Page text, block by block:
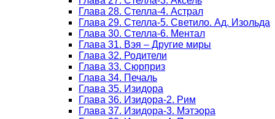
Глава 28. Стелла-4. Астрал
Глава 29. Стелла-5. Светило. Ад. Изольда
Глава 30. Стелла-6. Ментал
Глава 31. Вэя – Другие миры
Глава 32. Родители
Глава 33. Сюрприз
Глава 34. Печаль
Глава 35. Изидора
Глава 36. Изидора-2. Рим
Глава 37. Изидора-3. Мэтэора